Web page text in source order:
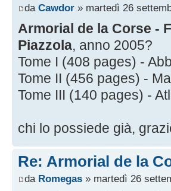
da Cawdor » martedì 26
Armorial de la Corse -
Piazzola, anno 2005?
Tome I (408 pages) -
Tome II (456 pages) -
Tome III (140 pages) -
chi lo possiede già,
Re: Armorial de la
da Romegas » martedì 26